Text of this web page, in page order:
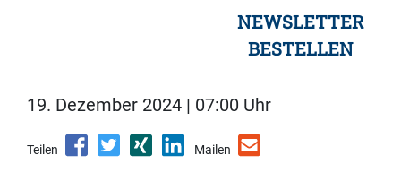
NEWSLETTER
BESTELLEN
19. Dezember 2024 | 07:00 Uhr
Teilen Mailen